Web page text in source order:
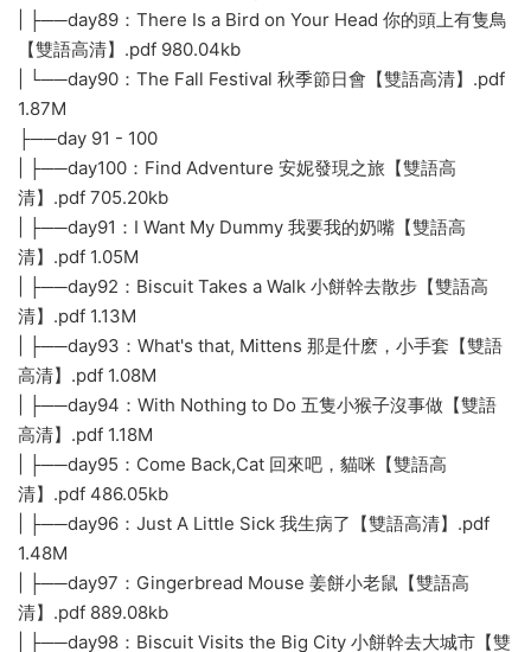
| ├──day89：There Is a Bird on Your Head 你的頭上有隻鳥
【雙語高清】.pdf 980.04kb
| └──day90：The Fall Festival 秋季節日會【雙語高清】.pdf
1.87M
├──day 91 - 100
| ├──day100：Find Adventure 安妮發現之旅【雙語高
清】.pdf 705.20kb
| ├──day91：I Want My Dummy 我要我的奶嘴【雙語高
清】.pdf 1.05M
| ├──day92：Biscuit Takes a Walk 小餅幹去散步【雙語高
清】.pdf 1.13M
| ├──day93：What's that, Mittens 那是什麽，小手套【雙語
高清】.pdf 1.08M
| ├──day94：With Nothing to Do 五隻小猴子沒事做【雙語
高清】.pdf 1.18M
| ├──day95：Come Back,Cat 回來吧，貓咪【雙語高
清】.pdf 486.05kb
| ├──day96：Just A Little Sick 我生病了【雙語高清】.pdf
1.48M
| ├──day97：Gingerbread Mouse 姜餅小老鼠【雙語高
清】.pdf 889.08kb
| ├──day98：Biscuit Visits the Big City 小餅幹去大城市【雙